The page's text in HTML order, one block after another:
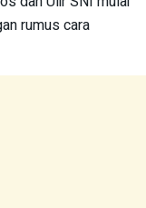
rumus cara